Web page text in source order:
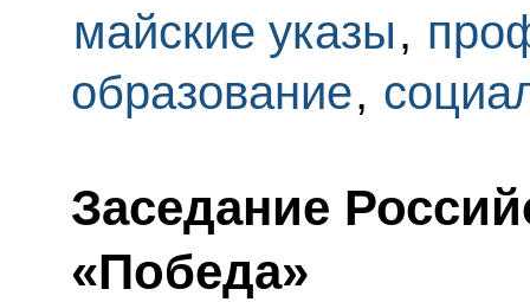
майские указы,
образование,
Заседание
«Победа»